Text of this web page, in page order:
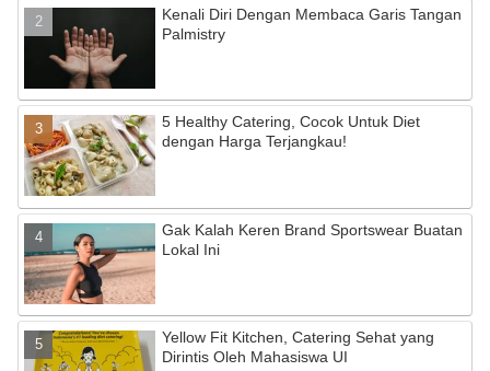
Kenali Diri Dengan Membaca Garis Tangan
Palmistry
5 Healthy Catering, Cocok Untuk Diet
dengan Harga Terjangkau!
Gak Kalah Keren Brand Sportswear Buatan
Lokal Ini
Yellow Fit Kitchen, Catering Sehat yang
Dirintis Oleh Mahasiswa UI